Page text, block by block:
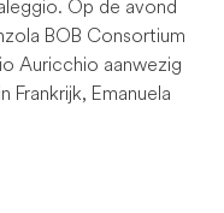
Op de avond
BOB Consortium
Auricchio aanwezig
Frankrijk, Emanuela